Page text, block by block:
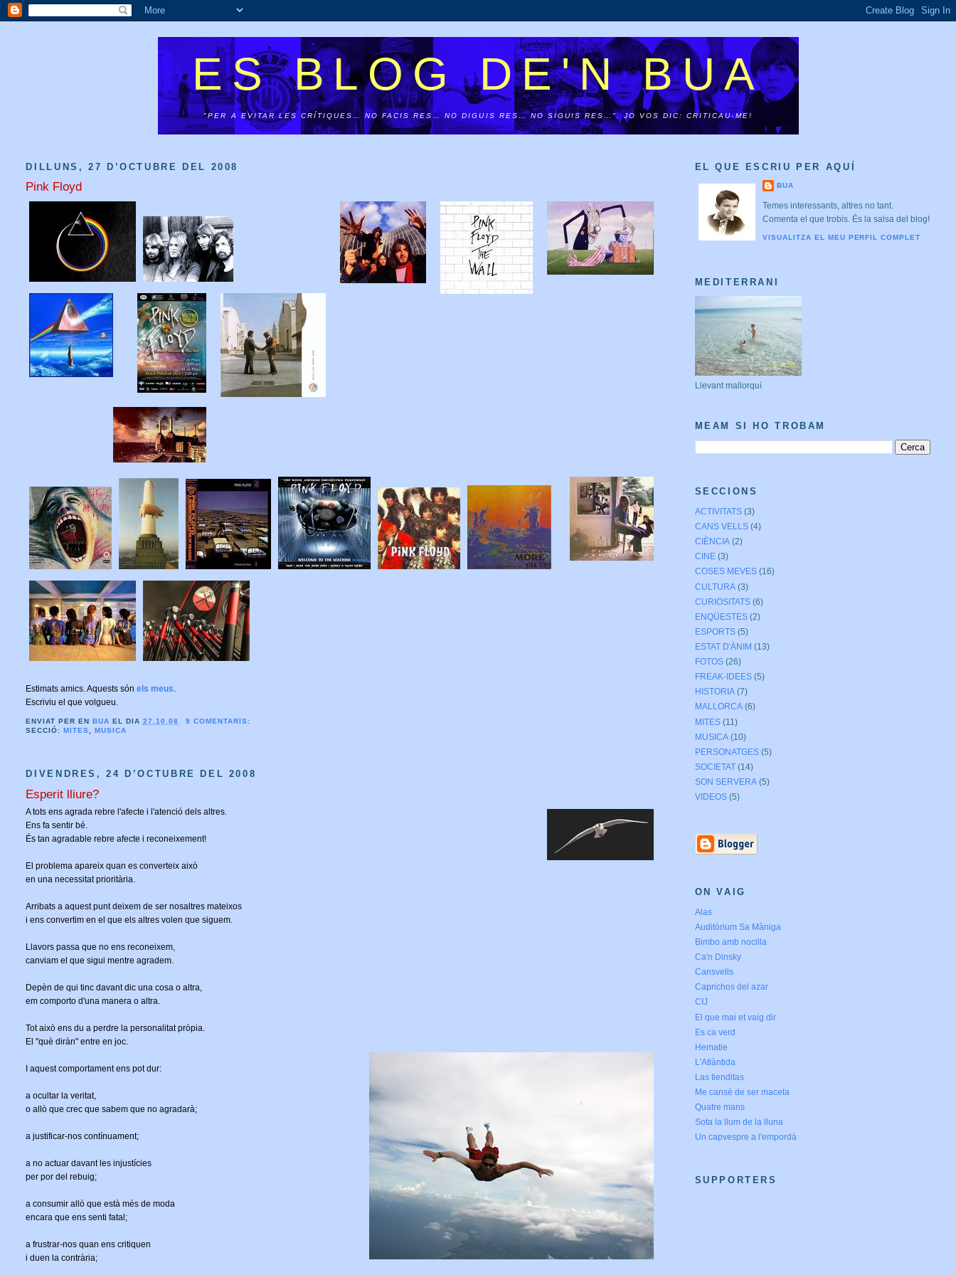
ES BLOG DE'N BUA
"PER A EVITAR LES CRÍTIQUES… NO FACIS RES… NO DIGUIS RES… NO SIGUIS RES…". JO VOS DIC: CRITICAU-ME!
DILLUNS, 27 D’OCTUBRE DEL 2008
Pink Floyd
Estimats amics. Aquests sónels meus.
Escriviu el que volgueu.
ENVIAT PER ENBUA EL DIA27.10.08
9 COMENTARIS:
SECCIÓ:MITES ,MUSICA
DIVENDRES, 24 D’OCTUBRE DEL 2008
Esperit lliure?
A tots ens agrada rebre l'afecte i l'atenció dels altres.
Ens fa sentir bé.
És tan agradable rebre afecte i reconeixement!
El problema apareix quan es converteix això
en una necessitat prioritària.
Arribats a aquest punt deixem de ser nosaltres mateixos
i ens convertim en el que els altres volen que siguem.
Llavors passa que no ens reconeixem,
canviam el que sigui mentre agradem.
Depèn de qui tinc davant dic una cosa o altra,
em comporto d'una manera o altra.
Tot això ens du a perdre la personalitat pròpia.
El "què diràn" entre en joc.
I aquest comportament ens pot dur:
a ocultar la veritat,
o allò que crec que sabem que no agradarà;
a justificar-nos contínuament;
a no actuar davant les injustícies
per por del rebuig;
a consumir allò que està més de moda
encara que ens senti fatal;
a frustrar-nos quan ens critiquen
i duen la contrària;
EL QUE ESCRIU PER AQUÍ
BUA
Temes interessants, altres no tant.
Comenta el que trobis. És la salsa del blog!
VISUALITZA EL MEU PERFIL COMPLET
MEDITERRANI
Llevant mallorquí
MEAM SI HO TROBAM
SECCIONS
ACTIVITATS (3)
CANS VELLS (4)
CIÈNCIA (2)
CINE (3)
COSES MEVES (16)
CULTURA (3)
CURIOSITATS (6)
ENQÜESTES (2)
ESPORTS (5)
ESTAT D'ÀNIM (13)
FOTOS (26)
FREAK-IDEES (5)
HISTORIA (7)
MALLORCA (6)
MITES (11)
MUSICA (10)
PERSONATGES (5)
SOCIETAT (14)
SON SERVERA (5)
VIDEOS (5)
ON VAIG
Alas
Auditòrium Sa Màniga
Bimbo amb nocilla
Ca'n Dinsky
Cansvells
Caprichos del azar
CIJ
El que mai et vaig dir
Es ca verd
Hematie
L'Atlàntida
Las tienditas
Me cansé de ser maceta
Quatre mans
Sota la llum de la lluna
Un capvespre a l'empordà
SUPPORTERS